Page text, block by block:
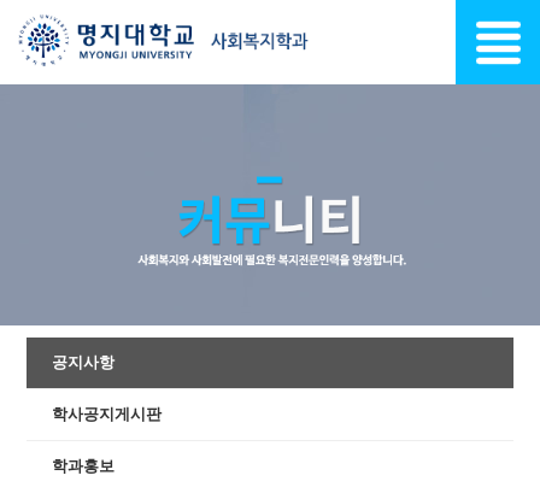
공지사항
학사공지게시판
학과홍보